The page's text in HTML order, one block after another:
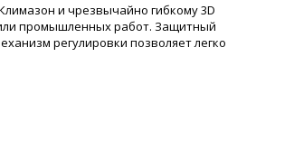
и чрезвычайно гибкому 3D
промышленных работ. Защитный
регулировки позволяет легко